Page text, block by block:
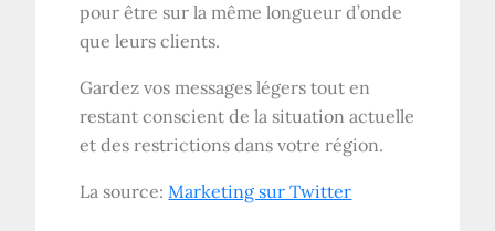
pour être sur la même longueur d’onde
que leurs clients.
Gardez vos messages légers tout en
restant conscient de la situation actuelle
et des restrictions dans votre région.
La source:Marketing sur Twitter